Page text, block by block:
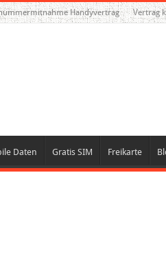
Handyvertrag Vertrag
Daten Gratis SIM Freikarte